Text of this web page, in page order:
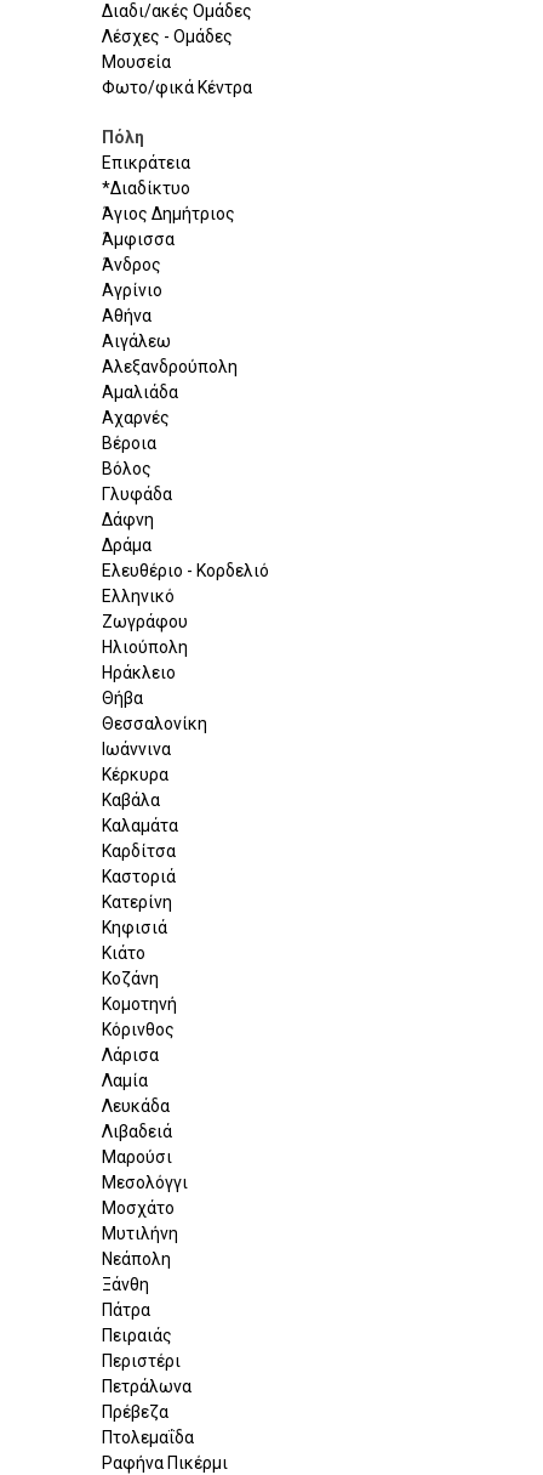
Διαδι/ακές Ομάδες
Λέσχες - Ομάδες
Μουσεία
Φωτο/φικά Κέντρα
Πόλη
Επικράτεια
*Διαδίκτυο
Άγιος Δημήτριος
Άμφισσα
Άνδρος
Αγρίνιο
Αθήνα
Αιγάλεω
Αλεξανδρούπολη
Αμαλιάδα
Αχαρνές
Βέροια
Βόλος
Γλυφάδα
Δάφνη
Δράμα
Ελευθέριο - Κορδελιό
Ελληνικό
Ζωγράφου
Ηλιούπολη
Ηράκλειο
Θήβα
Θεσσαλονίκη
Ιωάννινα
Κέρκυρα
Καβάλα
Καλαμάτα
Καρδίτσα
Καστοριά
Κατερίνη
Κηφισιά
Κιάτο
Κοζάνη
Κομοτηνή
Κόρινθος
Λάρισα
Λαμία
Λευκάδα
Λιβαδειά
Μαρούσι
Μεσολόγγι
Μοσχάτο
Μυτιλήνη
Νεάπολη
Ξάνθη
Πάτρα
Πειραιάς
Περιστέρι
Πετράλωνα
Πρέβεζα
Πτολεμαΐδα
Ραφήνα Πικέρμι